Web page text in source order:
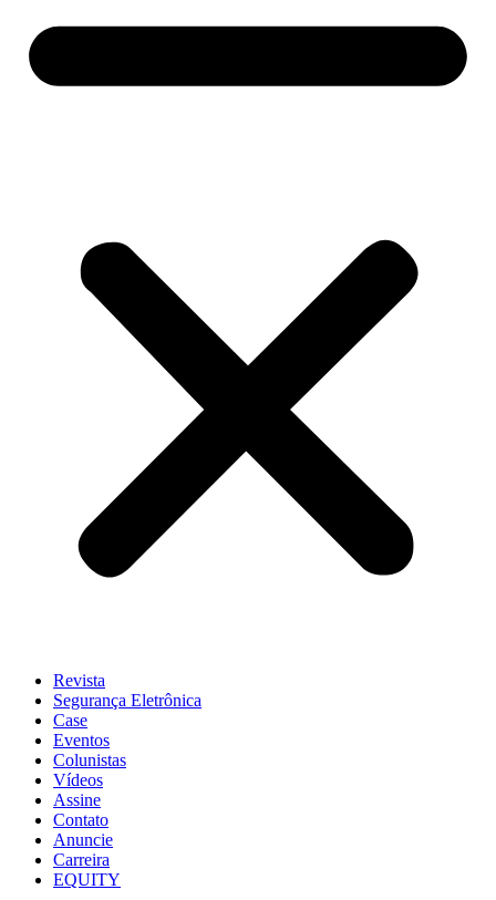
Revista
Segurança Eletrônica
Case
Eventos
Colunistas
Vídeos
Assine
Contato
Anuncie
Carreira
EQUITY